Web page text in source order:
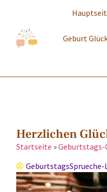
Geburt
Herzlichen
Startseite »Geburtstags-
GeburtstagsSprueche-